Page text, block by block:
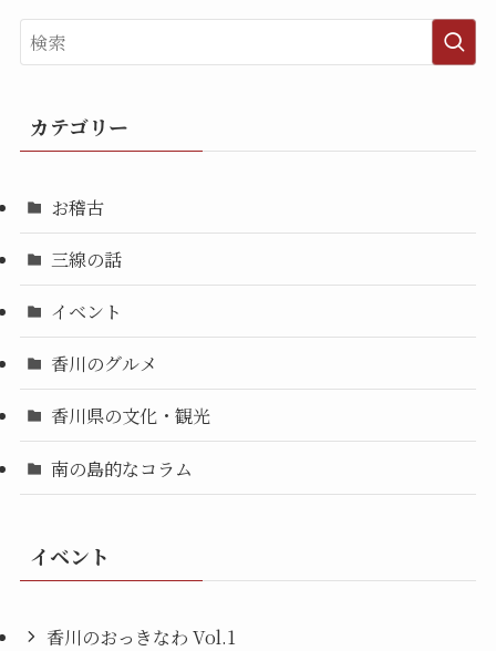
カテゴリー
お稽古
三線の話
イベント
香川のグルメ
香川県の文化・観光
南の島的なコラム
イベント
香川のおっきなわ Vol.1